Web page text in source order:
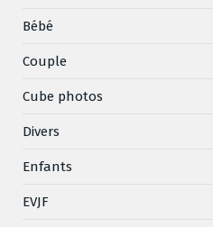
Bébé
Couple
Cube photos
Divers
Enfants
EVJF